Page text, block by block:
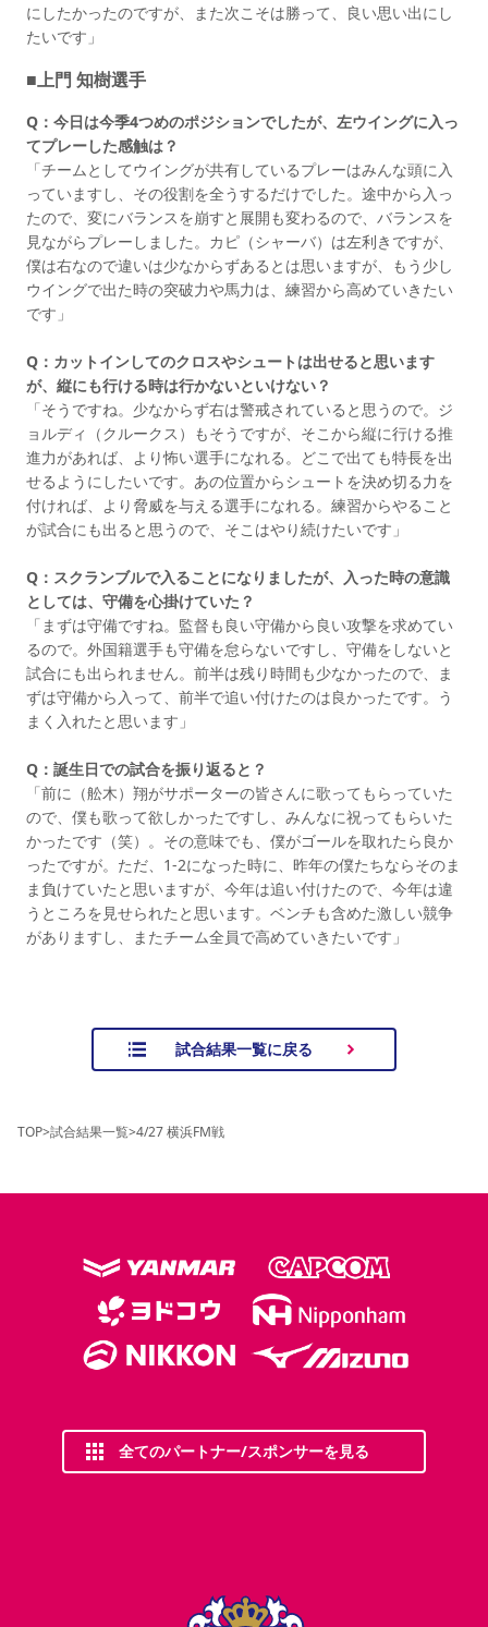
にしたかったのですが、また次こそは勝って、良い思い出にし
たいです」
■上門 知樹選手
Q：今日は今季4つめのポジションでしたが、左ウイングに入っ
てプレーした感触は？
「チームとしてウイングが共有しているプレーはみんな頭に入
っていますし、その役割を全うするだけでした。途中から入っ
たので、変にバランスを崩すと展開も変わるので、バランスを
見ながらプレーしました。カピ（シャーバ）は左利きですが、
僕は右なので違いは少なからずあるとは思いますが、もう少し
ウイングで出た時の突破力や馬力は、練習から高めていきたい
です」
Q：カットインしてのクロスやシュートは出せると思います
が、縦にも行ける時は行かないといけない？
「そうですね。少なからず右は警戒されていると思うので。ジ
ョルディ（クルークス）もそうですが、そこから縦に行ける推
進力があれば、より怖い選手になれる。どこで出ても特長を出
せるようにしたいです。あの位置からシュートを決め切る力を
付ければ、より脅威を与える選手になれる。練習からやること
が試合にも出ると思うので、そこはやり続けたいです」
Q：スクランブルで入ることになりましたが、入った時の意識
としては、守備を心掛けていた？
「まずは守備ですね。監督も良い守備から良い攻撃を求めてい
るので。外国籍選手も守備を怠らないですし、守備をしないと
試合にも出られません。前半は残り時間も少なかったので、ま
ずは守備から入って、前半で追い付けたのは良かったです。う
まく入れたと思います」
Q：誕生日での試合を振り返ると？
「前に（舩木）翔がサポーターの皆さんに歌ってもらっていた
ので、僕も歌って欲しかったですし、みんなに祝ってもらいた
かったです（笑）。その意味でも、僕がゴールを取れたら良か
ったですが。ただ、1-2になった時に、昨年の僕たちならそのま
ま負けていたと思いますが、今年は追い付けたので、今年は違
うところを見せられたと思います。ベンチも含めた激しい競争
がありますし、またチーム全員で高めていきたいです」
試合結果一覧に戻る
TOP>試合結果一覧>4/27 横浜FM戦
全てのパートナー/スポンサーを見る